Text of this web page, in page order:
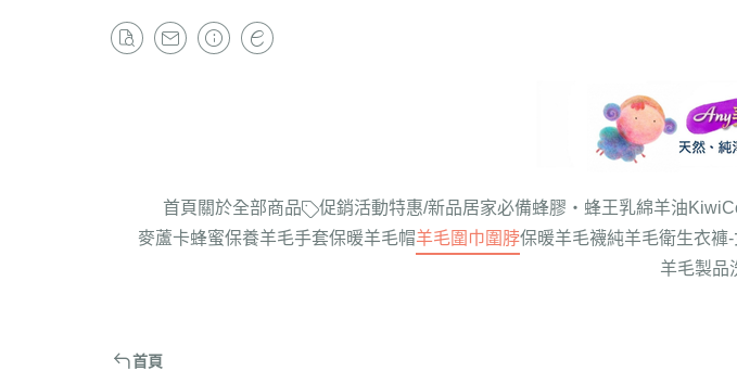
首頁 關於全部商品 促銷活動特惠/新品居家必備蜂膠‧蜂王乳綿羊油
麥蘆卡蜂蜜保養羊毛手套保暖羊毛帽羊毛圍巾圍脖保暖羊毛襪純羊毛衛生衣褲-
羊毛製品
首頁